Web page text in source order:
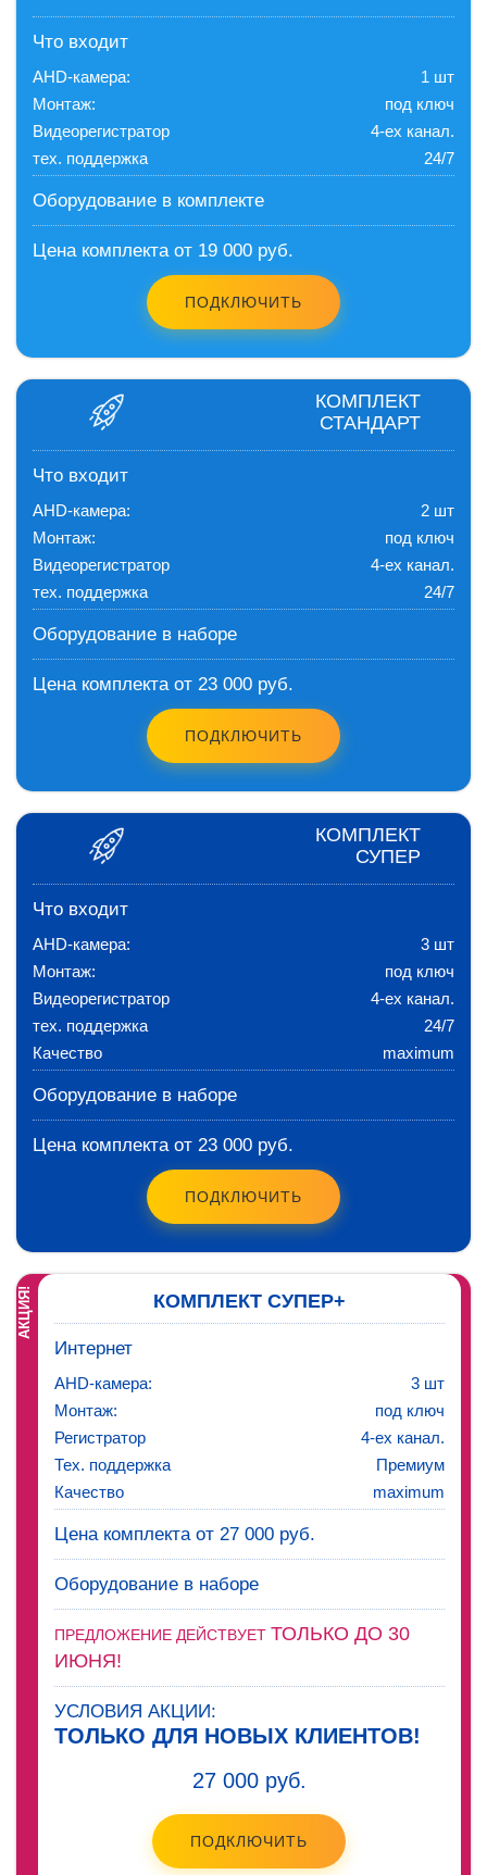
Что входит
AHD-камера:
1 шт
Монтаж:
под ключ
Видеорегистратор
4-ех канал.
тех. поддержка
24/7
Оборудование в комплекте
Цена комплекта от 19 000 руб.
ПОДКЛЮЧИТЬ
КОМПЛЕКТ
СТАНДАРТ
Что входит
AHD-камера:
2 шт
Монтаж:
под ключ
Видеорегистратор
4-ех канал.
тех. поддержка
24/7
Оборудование в наборе
Цена комплекта от 23 000 руб.
ПОДКЛЮЧИТЬ
КОМПЛЕКТ
СУПЕР
Что входит
AHD-камера:
3 шт
Монтаж:
под ключ
Видеорегистратор
4-ех канал.
тех. поддержка
24/7
Качество
maximum
Оборудование в наборе
Цена комплекта от 23 000 руб.
ПОДКЛЮЧИТЬ
АКЦИЯ! КОМПЛЕКТ СУПЕР+
Интернет
AHD-камера:
3 шт
Монтаж:
под ключ
Регистратор
4-ех канал.
Тех. поддержка
Премиум
Качество
maximum
Цена комплекта от 27 000 руб.
Оборудование в наборе
ПРЕДЛОЖЕНИЕ ДЕЙСТВУЕТ ТОЛЬКО ДО 30
ИЮНЯ!
УСЛОВИЯ АКЦИИ:
ТОЛЬКО ДЛЯ НОВЫХ КЛИЕНТОВ!
27 000 руб.
ПОДКЛЮЧИТЬ